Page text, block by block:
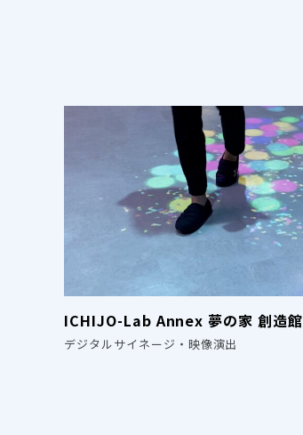
ICHIJO-Lab Annex 夢の家 創造館
デジタルサイネージ・映像演出